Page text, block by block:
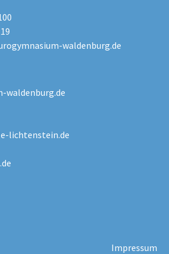
waldenburg.de
waldenburg.de
lichtenstein.de
Impressum